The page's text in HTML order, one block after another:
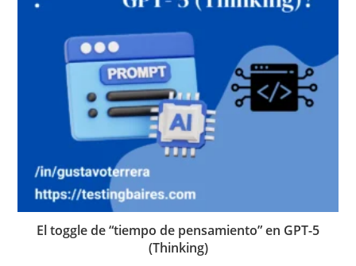
El toggle de “tiempo de pensamiento” en GPT-5
(Thinking)